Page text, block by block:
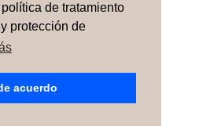
de tratamiento
protección de
acuerdo
SOBRE NOSOTROS
UNITED KINGDOM